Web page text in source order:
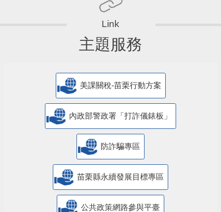
主題服務
美課關稅-苗栗行動方案
內政部警政署「打詐儀錶板」
防詐騙專區
苗栗縣永續發展目標專區
公共政策網路參與平臺